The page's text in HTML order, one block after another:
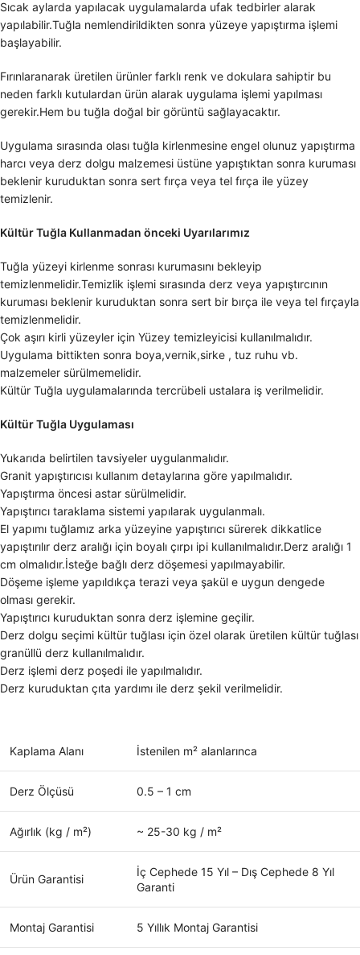
Sıcak aylarda yapılacak uygulamalarda ufak tedbirler alarak
yapılabilir.Tuğla nemlendirildikten sonra yüzeye yapıştırma işlemi
başlayabilir.
Fırınlaranarak üretilen ürünler farklı renk ve dokulara sahiptir bu
neden farklı kutulardan ürün alarak uygulama işlemi yapılması
gerekir.Hem bu tuğla doğal bir görüntü sağlayacaktır.
Uygulama sırasında olası tuğla kirlenmesine engel olunuz yapıştırma
harcı veya derz dolgu malzemesi üstüne yapıştıktan sonra kuruması
beklenir kuruduktan sonra sert fırça veya tel fırça ile yüzey
temizlenir.
Kültür Tuğla Kullanmadan önceki Uyarılarımız
Tuğla yüzeyi kirlenme sonrası kurumasını bekleyip
temizlenmelidir.Temizlik işlemi sırasında derz veya yapıştırcının
kuruması beklenir kuruduktan sonra sert bir bırça ile veya tel fırçayla
temizlenmelidir.
Çok aşırı kirli yüzeyler için Yüzey temizleyicisi kullanılmalıdır.
Uygulama bittikten sonra boya,vernik,sirke , tuz ruhu vb.
malzemeler sürülmemelidir.
Kültür Tuğla uygulamalarında tercrübeli ustalara iş verilmelidir.
Kültür Tuğla Uygulaması
Yukarıda belirtilen tavsiyeler uygulanmalıdır.
Granit yapıştırıcısı kullanım detaylarına göre yapılmalıdır.
Yapıştırma öncesi astar sürülmelidir.
Yapıştırıcı taraklama sistemi yapılarak uygulanmalı.
El yapımı tuğlamız arka yüzeyine yapıştırıcı sürerek dikkatlice
yapıştırılır derz aralığı için boyalı çırpı ipi kullanılmalıdır.Derz aralığı 1
cm olmalıdır.İsteğe bağlı derz döşemesi yapılmayabilir.
Döşeme işleme yapıldıkça terazi veya şakül e uygun dengede
olması gerekir.
Yapıştırıcı kuruduktan sonra derz işlemine geçilir.
Derz dolgu seçimi kültür tuğlası için özel olarak üretilen kültür tuğlası
granüllü derz kullanılmalıdır.
Derz işlemi derz poşedi ile yapılmalıdır.
Derz kuruduktan çıta yardımı ile derz şekil verilmelidir.
Kaplama Alanı İstenilen m² alanlarınca
Derz Ölçüsü 0.5 – 1 cm
Ağırlık (kg / m²) ~ 25-30 kg / m²
Ürün Garantisi
İç Cephede 15 Yıl – Dış Cephede 8 Yıl
Garanti
Montaj Garantisi 5 Yıllık Montaj Garantisi